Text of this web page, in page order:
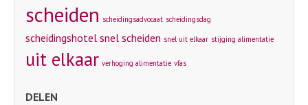
scheiden scheidingsadvocaat scheidingsdag
scheidingshotel snel scheiden snel uit elkaar stijging alimentatie
uit elkaar verhoging alimentatie vfas
DELEN